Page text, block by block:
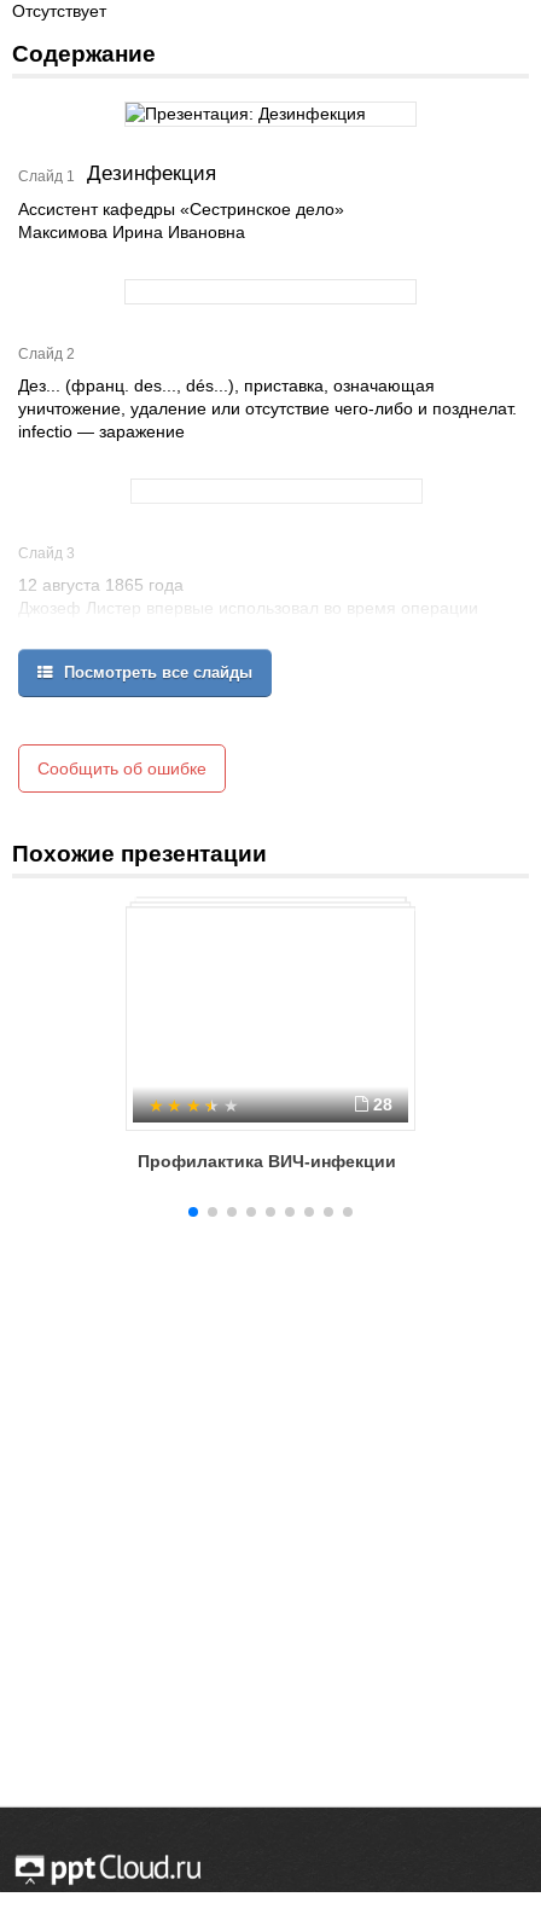
Отсутствует
Содержание
Слайд 1 Дезинфекция
Ассистент кафедры «Сестринское дело»
Максимова Ирина Ивановна
Слайд 2
Дез... (франц. des..., dés...), приставка, означающая
уничтожение, удаление или отсутствие чего-либо и позднелат.
infectio — заражение
Слайд 3
12 августа 1865 года
Джозеф Листер впервые использовал во время операции
рук хирурга
Посмотреть все слайды
Сообщить об ошибке
Похожие презентации
28
Профилактика ВИЧ-инфекции